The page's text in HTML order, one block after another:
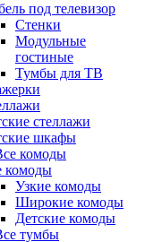
под телевизор
Стенки
Модульные
гостиные
Тумбы для ТВ
стеллажи
шкафы
комоды
Узкие комоды
Широкие комоды
Детские комоды